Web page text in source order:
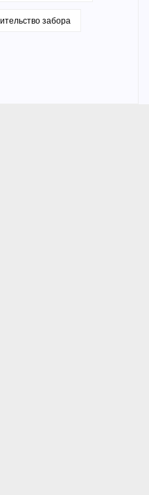
забора